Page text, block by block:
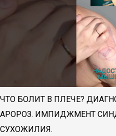
ЧТО БОЛИТ В ПЛЕЧЕ?
АРОРОЗ. ИМПИДЖМЕНТ
СУХОЖИЛИЯ.